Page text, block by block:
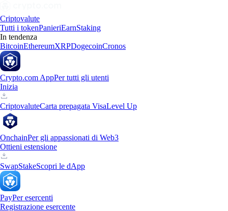
Criptovalute
Tutti i tokenPanieriEarnStaking
In tendenza
BitcoinEthereumXRPDogecoinCronos
Crypto.com AppPer tutti gli utenti
Inizia
CriptovaluteCarta prepagata VisaLevel Up
OnchainPer gli appassionati di Web3
Ottieni estensione
SwapStakeScopri le dApp
PayPer esercenti
Registrazione esercente